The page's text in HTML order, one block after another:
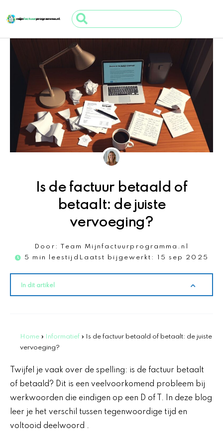
naar
de
inhoud
Search
...
Is de factuur betaald of
betaalt: de juiste
vervoeging?
Door:
Team Mijnfactuurprogramma.nl
5 min leestijd Laatst bijgewerkt: 15 sep 2025
In dit artikel
Home » Informatief »
Is de factuur betaald of betaalt: de juiste
vervoeging?
Twijfel je vaak over de spelling: is de factuur betaalt
of betaald? Dit is een veelvoorkomend probleem bij
werkwoorden die eindigen op een D of T. In deze blog
leer je het verschil tussen tegenwoordige tijd en
voltooid deelwoord .